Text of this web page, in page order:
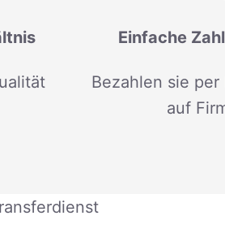
Einfache
Bezahlen sie
auf